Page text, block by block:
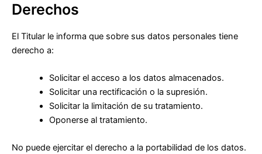
Derechos
El Titular le informa que sobre sus datos personales tiene
derecho a:
Solicitar el acceso a los datos almacenados.
Solicitar una rectificación o la supresión.
Solicitar la limitación de su tratamiento.
Oponerse al tratamiento.
No puede ejercitar el derecho a la portabilidad de los datos.